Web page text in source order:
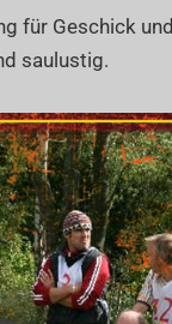
für Geschick und
saulustig.